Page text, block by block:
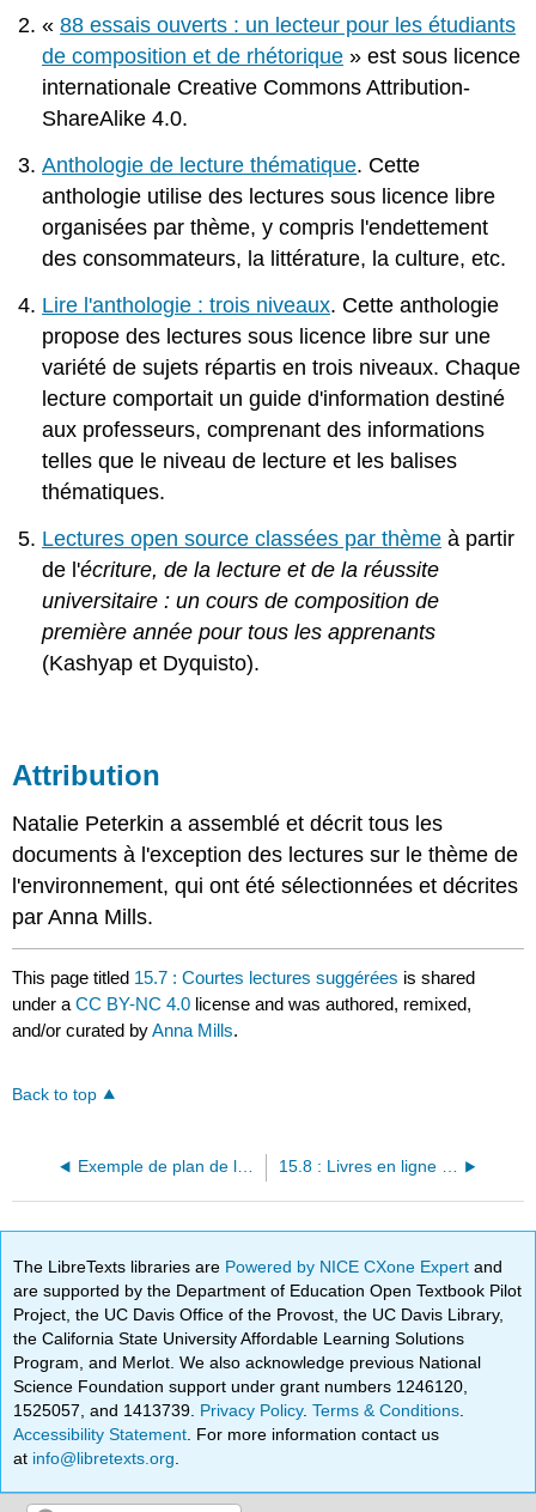
«88 essais ouverts : un lecteur pour les étudiants
de composition et de rhétorique » est sous licence
internationale Creative Commons Attribution-
ShareAlike 4.0.
Anthologie de lecture thématique. Cette
anthologie utilise des lectures sous licence libre
organisées par thème, y compris l'endettement
des consommateurs, la littérature, la culture, etc.
Lire l'anthologie : trois niveaux. Cette anthologie
propose des lectures sous licence libre sur une
variété de sujets répartis en trois niveaux. Chaque
lecture comportait un guide d'information destiné
aux professeurs, comprenant des informations
telles que le niveau de lecture et les balises
thématiques.
Lectures open source classées par thème à partir
de l'écriture, de la lecture et de la réussite
universitaire : un cours de composition de
première année pour tous les apprenants
(Kashyap et Dyquisto).
Attribution
Natalie Peterkin a assemblé et décrit tous les
documents à l'exception des lectures sur le thème de
l'environnement, qui ont été sélectionnées et décrites
par Anna Mills.
This page titled 15.7 : Courtes lectures suggérées is shared
under aCC BY-NC 4.0 license and was authored, remixed,
and/or curated byAnna Mills.
Back to top
Exemple de plan de leçon sur les réclamations utilisant la technique Think Aloud
The LibreTexts libraries are Powered by NICE CXone Expertand
are supported by the Department of Education Open Textbook Pilot
Project, the UC Davis Office of the Provost, the UC Davis Library,
the California State University Affordable Learning Solutions
Program, and Merlot. We also acknowledge previous National
Science Foundation support under grant numbers 1246120,
1525057, and 1413739. Privacy Policy.Terms & Conditions
Accessibility Statement . For more information contact us
at info@libretexts.org